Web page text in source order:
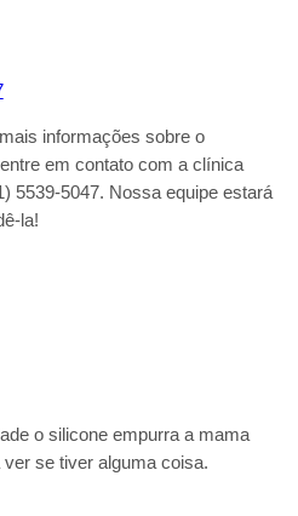
informações sobre o
em contato com a clínica
5539-5047. Nossa equipe estará
la!
o silicone empurra a mama
se tiver alguma coisa.